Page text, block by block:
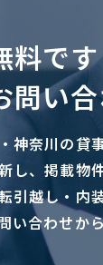
料です
問い
神奈川の貸
し、掲載物
引越し・内
い合わせか